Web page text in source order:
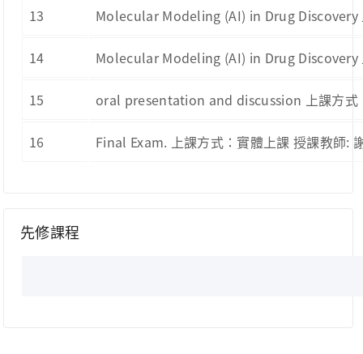
13 Molecular Modeling (AI) in Drug Discovery
14 Molecular Modeling (AI) in Drug Discovery
15 oral presentation and discussion 上課方式
16 Final Exam. 上課方式：實體上課 授課教師:
先修課程